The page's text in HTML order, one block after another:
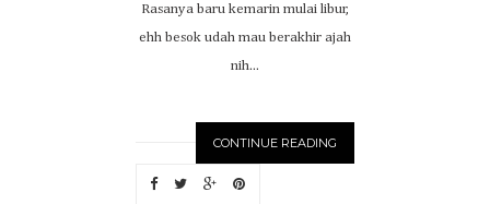
Rasanya baru kemarin mulai libur,
ehh besok udah mau berakhir ajah
nih...
CONTINUE READING